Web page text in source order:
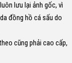
lưu lại ảnh gốc, vì
đồng hồ cá sấu do
cũng phải cao cấp,